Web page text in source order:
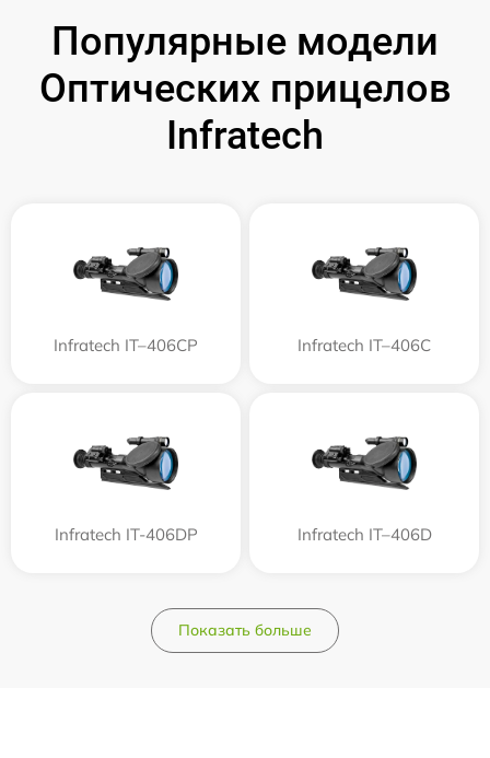
Популярные модели
Оптических прицелов
Infratech
Infratech IT–406СP Infratech IT–406С
Infratech IT-406DP Infratech IT–406D
Показать больше